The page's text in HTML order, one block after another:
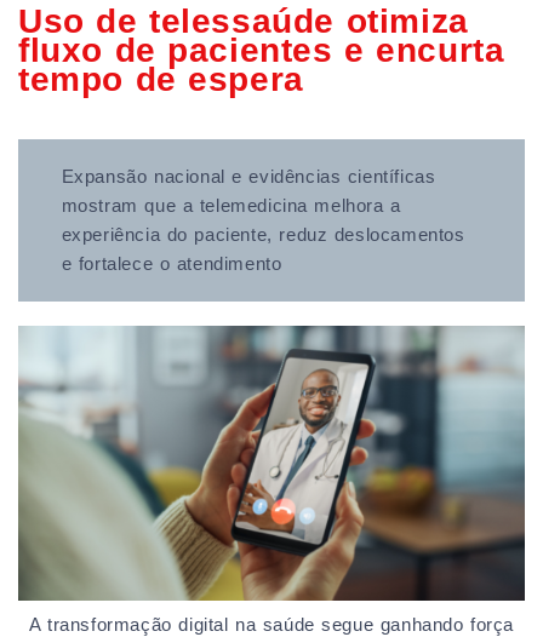
Uso de telessaúde otimiza
fluxo de pacientes e encurta
tempo de espera
Expansão nacional e evidências científicas
mostram que a telemedicina melhora a
experiência do paciente, reduz deslocamentos
e fortalece o atendimento
A transformação digital na saúde segue ganhando força